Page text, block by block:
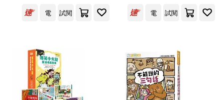
タカヒロ(30) 田代哲也(30)
今井哲也(29)
譽田哲也(18) 戎林(14)
展開
出版社 (可複選)
東立(99) 親子天下(82)
電
試閱 電 試閱